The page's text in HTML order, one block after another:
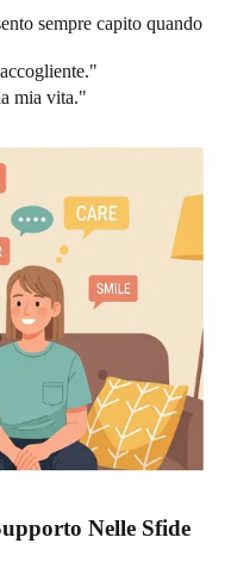
sempre capito quando
mia vita."
Nelle Sfide